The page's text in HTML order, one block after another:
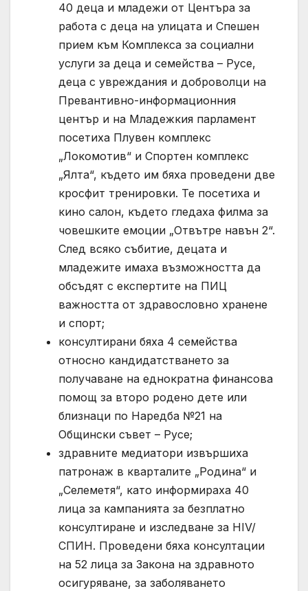
40 деца и младежи от Центъра за
работа с деца на улицата и Спешен
прием към Комплекса за социални
услуги за деца и семейства – Русе,
деца с увреждания и доброволци на
Превантивно-информационния
център и на Младежкия парламент
посетиха Плувен комплекс
„Локомотив“ и Спортен комплекс
„Ялта“, където им бяха проведени две
кросфит тренировки. Те посетиха и
кино салон, където гледаха филма за
човешките емоции „Отвътре навън 2“.
След всяко събитие, децата и
младежите имаха възможността да
обсъдят с експертите на ПИЦ
важността от здравословно хранене
и спорт;
консултирани бяха 4 семейства
относно кандидатстването за
получаване на еднократна финансова
помощ за второ родено дете или
близнаци по Наредба №21 на
Общински съвет – Русе;
здравните медиатори извършиха
патронаж в кварталите „Родина“ и
„Селеметя“, като информираха 40
лица за кампанията за безплатно
консултиране и изследване за HIV/
СПИН. Проведени бяха консултации
на 52 лица за Закона на здравното
осигуряване, за заболяването